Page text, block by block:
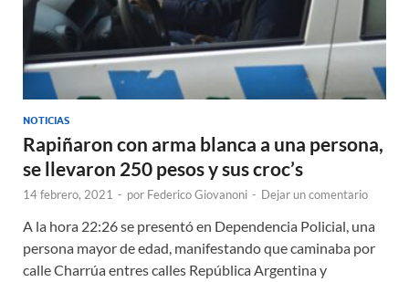
NOTICIAS
Rapiñaron con arma blanca a una persona,
se llevaron 250 pesos y sus croc’s
14 febrero, 2021 - por Federico Giovanoni - Dejar un comentario
A la hora 22:26 se presentó en Dependencia Policial, una
persona mayor de edad, manifestando que caminaba por
calle Charrúa entres calles República Argentina y